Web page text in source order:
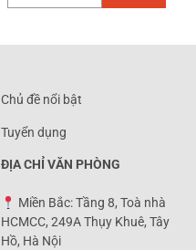
Chủ đề nổi bật
Tuyển dụng
ĐỊA CHỈ VĂN PHÒNG
Miền Bắc: Tầng 8, Toà nhà
HCMCC, 249A Thụy Khuê, Tây
Hồ, Hà Nội